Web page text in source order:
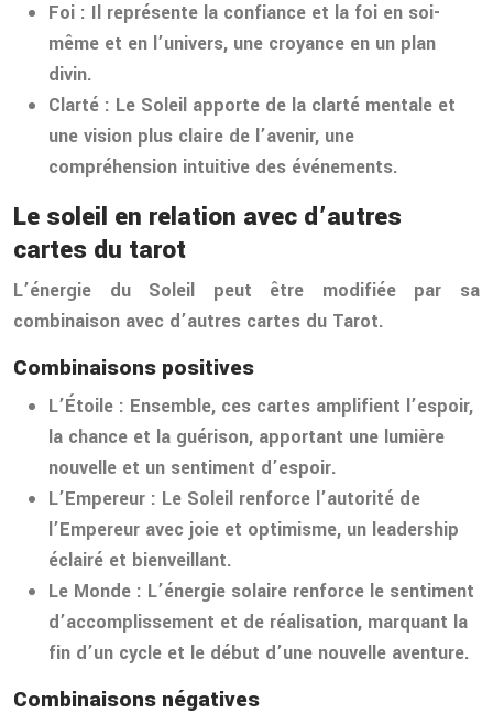
Foi : Il représente la confiance et la foi en soi-
même et en l’univers, une croyance en un plan
divin.
Clarté : Le Soleil apporte de la clarté mentale et
une vision plus claire de l’avenir, une
compréhension intuitive des événements.
Le soleil en relation avec d’autres
cartes du tarot
L’énergie du Soleil peut être modifiée par sa
combinaison avec d’autres cartes du Tarot.
Combinaisons positives
L’Étoile : Ensemble, ces cartes amplifient l’espoir,
la chance et la guérison, apportant une lumière
nouvelle et un sentiment d’espoir.
L’Empereur : Le Soleil renforce l’autorité de
l’Empereur avec joie et optimisme, un leadership
éclairé et bienveillant.
Le Monde : L’énergie solaire renforce le sentiment
d’accomplissement et de réalisation, marquant la
fin d’un cycle et le début d’une nouvelle aventure.
Combinaisons négatives